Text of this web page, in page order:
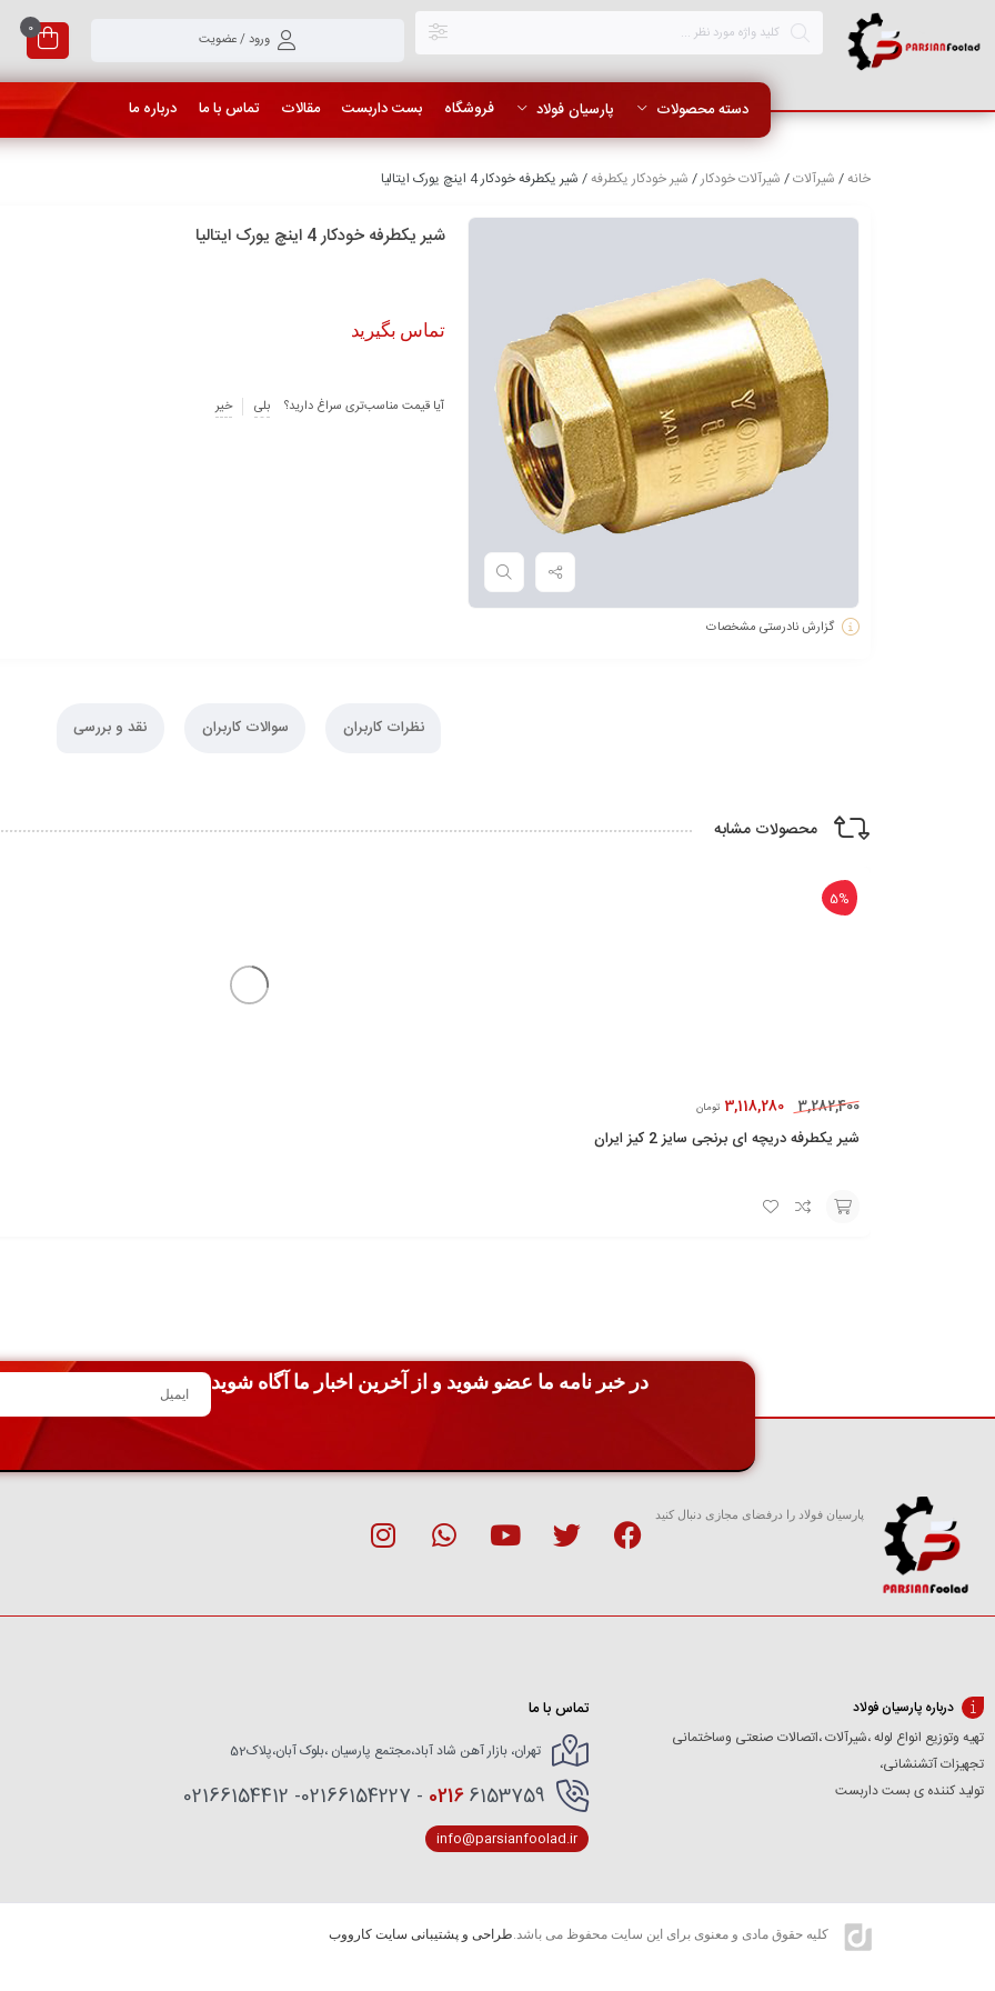
ورود / عضویت
0
دسته محصولات پارسیان فولاد فروشگاه بست داربست مقالات تماس با ما درباره ما
خانه/ شیرآلات/ شیرآلات خودکار / شیر خودکار یکطرفه/ شیر یکطرفه خودکار 4 اینچ یورک ایتالیا
گزارش نادرستی مشخصات
شیر یکطرفه خودکار 4 اینچ یورک ایتالیا
تماس بگیرید
آیا قیمت مناسب‌تری سراغ دارید؟ بلی خیر
نظرات کاربران سوالات کاربران نقد و بررسی
محصولات مشابه
5%
3,282,400
3,118,280 تومان
شیر یکطرفه دریچه ای برنجی سایز 2 کیز ایران
در خبر نامه ما عضو شوید و از آخرین اخبار ما آگاه شوید
پارسیان فولاد را درفضای مجازی دنبال کنید
درباره پارسیان فولاد
تهیه وتوزیع انواع لوله ،شیرآلات ،اتصالات صنعتی وساختمانی
تجهیزات آتشنشانی،
تولید کننده ی بست داربست
تماس با ما
تهران، بازار آهن شاد آباد،مجتمع پارسیان ،بلوک آبان،پلاک52
02166153759 - 02166154227- 02166154412
info@parsianfoolad.ir
کلیه حقوق مادی و معنوی برای این سایت محفوظ می باشد.طراحی و پشتیبانی سایت کارووب